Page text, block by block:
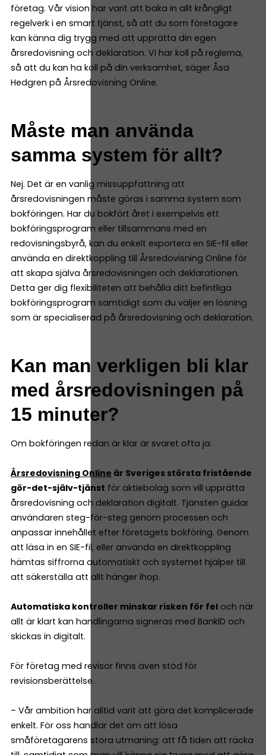
företag. Vår vision har varit att baka in allt krångligt
regelverk i en smart tjänst, så att du som företagare
kan känna dig trygg med att upprätta din egen
årsredovisning och deklaration. Vi har koll på reglerna,
så att du kan ha koll på din verksamhet, säger Åsa
Hedgren på Årsredovisning Online.
Måste man använda
samma system för allt?
Nej. Det är en vanlig missuppfattning att
årsredovisningen måste göras i samma system som
bokföringen. Har du bokfört året i exempelvis ett
bokföringsprogram eller tillsammans med en
redovisningsbyrå, kan du enkelt exportera en SIE-fil eller
använda en direktkoppling till Årsredovisning Online för
att skapa själva årsredovisningen och deklarationen.
Detta ger dig flexibiliteten att behålla ditt befintliga
bokföringsprogram samtidigt som du väljer en lösning
som är specialiserad på årsredovisning och deklaration.
Kan man verkligen bli klar
med årsredovisningen på
15 minuter?
Om bokföringen redan är klar är svaret ofta ja.
Årsredovisning Online är Sveriges största fristående
gör-det-själv-tjänst för aktiebolag som vill upprätta
årsredovisning och deklaration digitalt. Tjänsten guidar
användaren steg-för-steg genom processen och
anpassar innehållet efter företagets bokföring. Genom
att läsa in en SIE-fil, eller använda en direktkoppling
hämtas siffrorna automatiskt och systemet hjälper till
att säkerställa att allt hänger ihop.
Automatiska kontroller minskar risken för fel och när
allt är klart kan handlingarna signeras med BankID och
skickas in digitalt.
För företag med revisor finns även stöd för
revisionsberättelse.
– Vår ambition har alltid varit att göra det komplicerade
enkelt. För oss handlar det om att lösa
småföretagarens stora utmaning: att få tiden att räcka